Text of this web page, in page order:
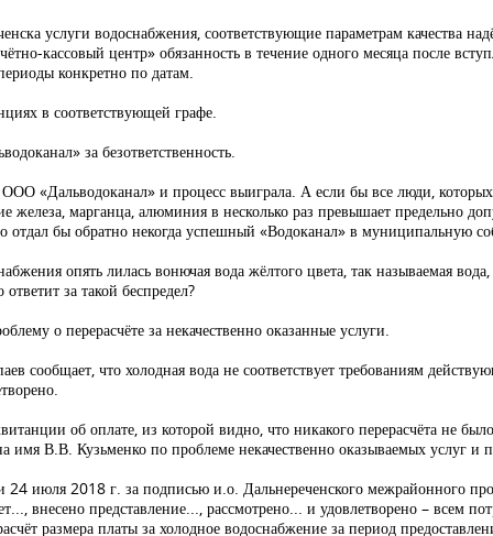
услуги водоснабжения, соответствующие параметрам качества
кассовый центр» обязанность в течение одного месяца после
конкретно по датам.
в соответствующей графе.
за безответственность.
«Дальводоканал» и процесс выиграла. А если бы все люди,
железа, марганца, алюминия в несколько раз превышает предельно
бы обратно некогда успешный «Водоканал» в муниципальную
опять лилась вонючая вода жёлтого цвета, так называемая
за такой беспредел?
о перерасчёте за некачественно оказанные услуги.
сообщает, что холодная вода не соответствует требованиям
об оплате, из которой видно, что никакого перерасчёта не
В.В. Кузьменко по проблеме некачественно оказываемых услуг и
июля 2018 г. за подписью и.о. Дальнереченского межрайонного
внесено представление..., рассмотрено... и удовлетворено – всем
размера платы за холодное водоснабжение за период